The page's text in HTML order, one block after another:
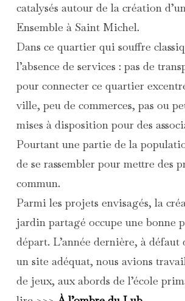
catalysés autour de la création
Ensemble à Saint Michel.
Dans ce quartier qui souffre
l’absence de services : pas de
pour connecter ce quartier
ville, peu de commerces, pas ou
mises à disposition pour des
Pourtant une partie de la
de se rassembler pour mettre des
commun.
Parmi les projets envisagés, la
jardin partagé occupe une bonne
départ. L’année dernière, à défaut
un site adéquat, nous avions
de jeux, aux abords de l’école